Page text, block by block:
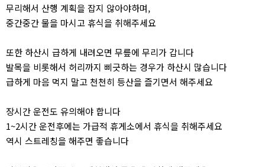
무리해서 산행 계획을 잡지 않아야하며,
중간중간 물을 마시고 휴식을 취해주세요
또한 하산시 급하게 내려오면 무릎에 무리가 갑니다
발목을 비롯해서 허리까지 삐긋하는 경우가 하산시 많습니다
급하게 마음 먹지 말고 천천히 등산을 즐기면서 해주세요
장시간 운전도 유의해야 합니다
1~2시간 운전후에는 가급적 휴게소에서 휴식을 취해주세요
역시 스트레칭을 해주면 좋습니다